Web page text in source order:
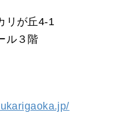
リが丘4-1
ル３階